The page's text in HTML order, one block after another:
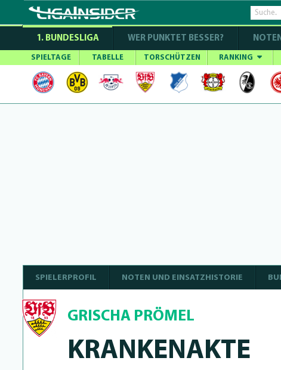
1. BUNDESLIGA WER PUNKTET BESSER?
SPIELTAGE TABELLE TORSCHÜTZEN RANKING
SPIELERPROFIL NOTEN UND EINSATZHISTORIE
GRISCHA PRÖMEL
KRANKENAKTE